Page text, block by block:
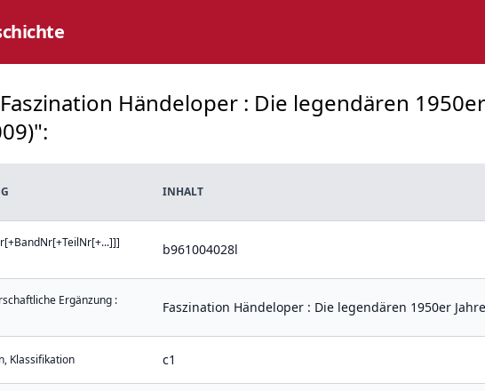
Händeloper : Die legendären
INHALT
b961004028l
Ergänzung :
Faszination Händeloper : Die legendären 1950er
Klassifikation c1